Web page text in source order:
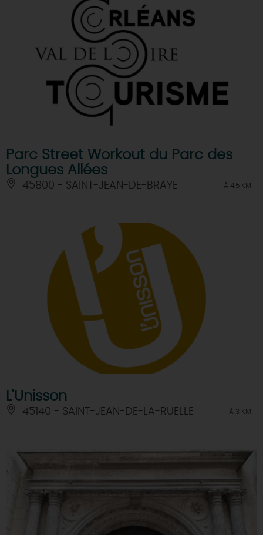
Parc Street Workout du Parc des
Longues Allées
45800 - SAINT-JEAN-DE-BRAYE À 4.5 KM
L'Unisson
45140 - SAINT-JEAN-DE-LA-RUELLE À 3 KM